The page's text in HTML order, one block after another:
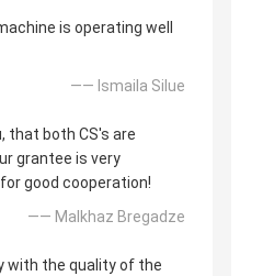
is operating well
—— Ismaila Silue
that both CS's are
grantee is very
good cooperation!
—— Malkhaz Bregadze
with the quality of the